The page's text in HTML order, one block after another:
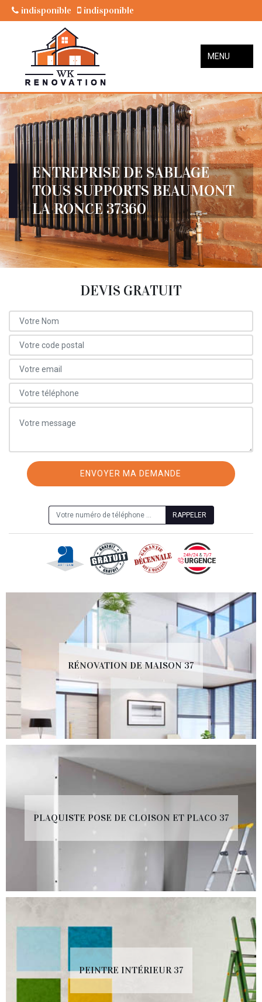
indisponible indisponible
MENU
ENTREPRISE DE SABLAGE
TOUS SUPPORTS BEAUMONT
LA RONCE 37360
DEVIS GRATUIT
RÉNOVATION DE MAISON 37
PLAQUISTE POSE DE CLOISON ET PLACO 37
PEINTRE INTÉRIEUR 37